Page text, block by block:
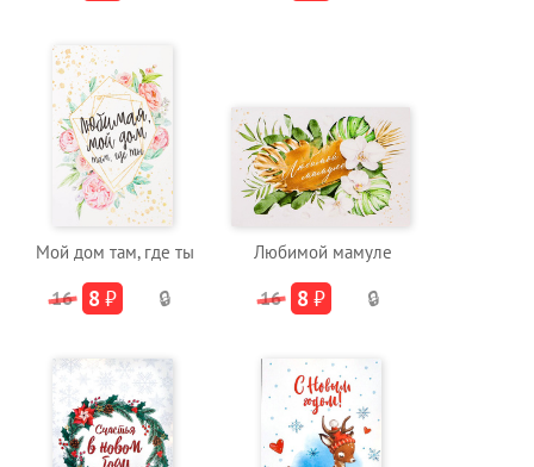
Мой дом там, где ты
16 8 ₽ 🔒
Любимой мамуле
16 8 ₽ 🔒